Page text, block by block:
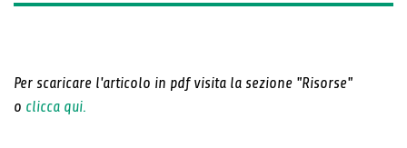
Per scaricare l'articolo in pdf visita la sezione "Risorse"
o clicca qui.